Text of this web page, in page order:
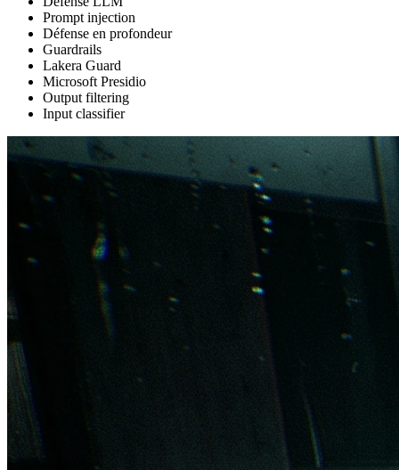
Prompt injection
Défense en profondeur
Guardrails
Lakera Guard
Microsoft Presidio
Output filtering
Input classifier